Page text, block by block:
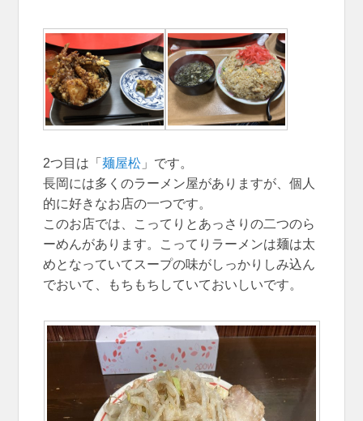
2つ目は「 麺屋松 」です。
長岡には多くのラーメン屋がありますが、個人
的に好きなお店の一つです。
このお店では、こってりとあっさりの二つのら
ーめんがあります。こってりラーメンは麺は太
めとなっていてスープの味がしっかりしみ込ん
でおいて、もちもちしていておいしいです。